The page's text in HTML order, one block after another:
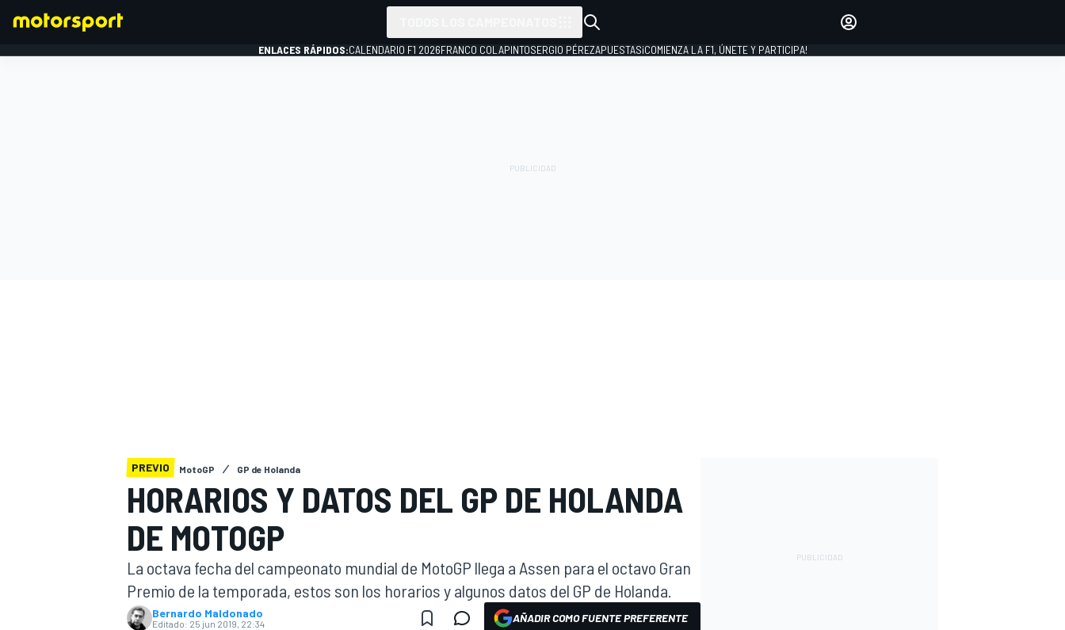
MOTOGP
INICIAR SESIÓN
ENLACES RÁPIDOS:CALENDARIO F1 2026FRANCO COLAPINTOSERGIO PÉREZAPUESTAS¡COMIENZA LA F1, ÚNETE Y PARTICIPA!
PREVIO MotoGP GP de Holanda
HORARIOS Y DATOS DEL GP DE HOLANDA
DE MOTOGP
La octava fecha del campeonato mundial de MotoGP llega a Assen para el octavo Gran
Premio de la temporada, estos son los horarios y algunos datos del GP de Holanda.
Bernardo Maldonado
Editado: 25 jun 2019, 22:34 AÑADIR COMO FUENTE PREFERENTE